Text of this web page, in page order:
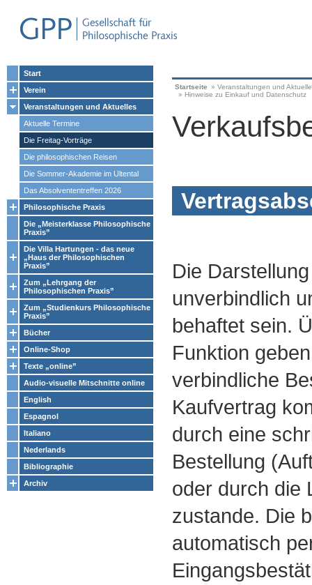
Start
Verein
Veranstaltungen und Aktuelles
Aktuelle Termine
Die Freitag-Vorträge
Die philosophischen Reisen
Die Sommer-Akademie im Ultental
Das Absolvententreffen 2026
Philosophische Praxis
Die „Meisterklasse Philosophische
Praxis”
Die Villa Hartungen - das neue
„Haus der Philosophischen
Praxis”
Zum „Lehrgang der
Philosophischen Praxis”
Zum „Studienkurs Philosophische
Praxis”
Bücher
Online-Shop
Texte „online”
Audio-visuelle Mitschnitte online
English
Espagnol
Italiano
Nederlands
Bibliographie
Archiv
Startseite » Veranstaltungen und
» Hinweise zu Einkauf und Datenschutz
Die
unverbindlich
behaftet sein.
Funktion
verbindliche
Kaufvertrag
durch eine
Bestellung
oder durch die
zustande. Die
automatisch